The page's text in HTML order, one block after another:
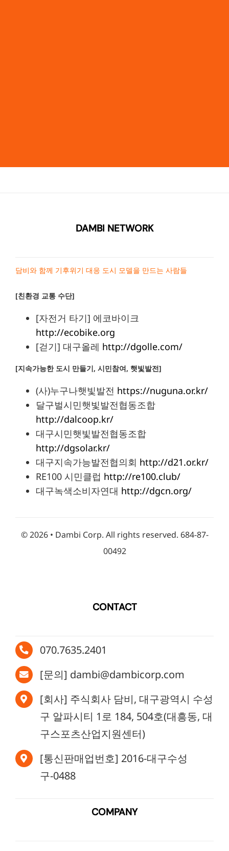
DAMBI NETWORK
담비와 함께 기후위기 대응 도시 모델을 만드는 사람들
[친환경 교통 수단]
[자전거 타기] 에코바이크
http://ecobike.org
[걷기] 대구올레 http://dgolle.com/
[지속가능한 도시 만들기, 시민참여, 햇빛발전]
(사)누구나햇빛발전 https://nuguna.or.kr/
달구벌시민햇빛발전협동조합
http://dalcoop.kr/
대구시민햇빛발전협동조합
http://dgsolar.kr/
대구지속가능발전협의회 http://d21.or.kr/
RE100 시민클럽 http://re100.club/
대구녹색소비자연대 http://dgcn.org/
©2026 • Dambi Corp. All rights reserved. 684-87-
00492
CONTACT
070.7635.2401
[문의] dambi@dambicorp.com
[회사] 주식회사 담비, 대구광역시 수성
구 알파시티 1로 184, 504호(대흥동, 대
구스포츠산업지원센터)
[통신판매업번호] 2016-대구수성
구-0488
COMPANY